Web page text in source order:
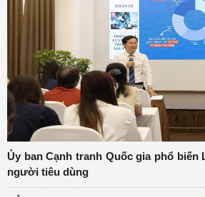
Ủy ban Cạnh tranh Quốc gia phổ biến
người tiêu dùng